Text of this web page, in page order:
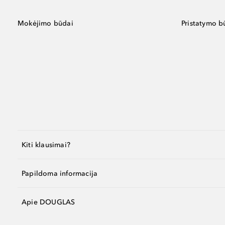
Mokėjimo būdai Pristatymo
Kiti klausimai?
Papildoma informacija
Apie DOUGLAS